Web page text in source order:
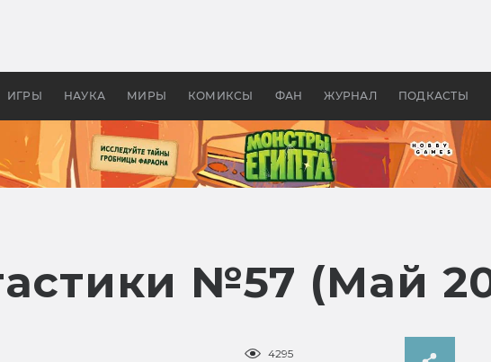
ИГРЫ НАУКА МИРЫ КОМИКСЫ ФАН ЖУРНАЛ ПОДКАСТЫ
бы «Властелина колец»
Древней Грецией
№57 (Май
4295